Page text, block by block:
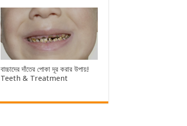
বাচ্চাদের দাঁতের পোকা দূর করার উপায়!
Teeth & Treatment